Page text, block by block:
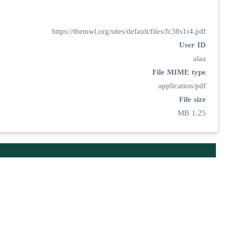
https://themwl.org/sites/default/files/fc38s1r4.pdf
User ID
alaa
File MIME type
application/pdf
File size
1.25 MB